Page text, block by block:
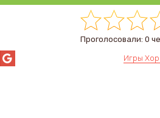
Проголосовали: 0
Игры